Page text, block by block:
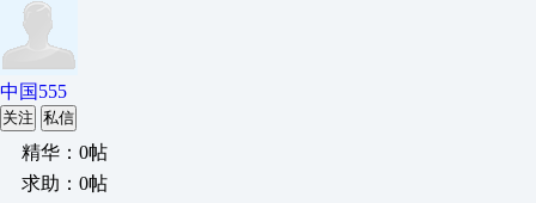
中国555
关注 私信
精华：0帖
求助：0帖